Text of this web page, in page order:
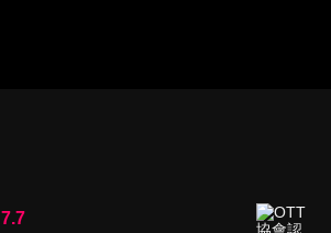
7.7